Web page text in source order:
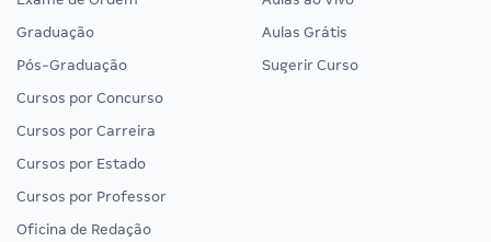
Graduação
Pós-Graduação
Cursos por Concurso
Cursos por Carreira
Cursos por Estado
Cursos por Professor
Oficina de Redação
Aulas Grátis
Sugerir Curso